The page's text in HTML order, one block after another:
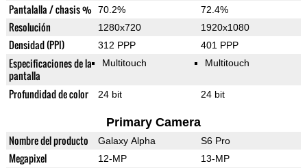
Pantalalla / chasis % 70.2% 72.4%
Resolución 1280x720 1920x1080
Densidad (PPI) 312 PPP 401 PPP
Especificaciones de la
pantalla
Multitouch Multitouch
Profundidad de color 24 bit 24 bit
Primary Camera
Nombre del producto Galaxy Alpha S6 Pro
Megapixel 12-MP 13-MP